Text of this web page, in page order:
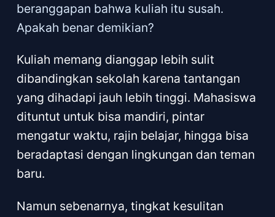
beranggapan bahwa kuliah itu susah.
Apakah benar demikian?
Kuliah memang dianggap lebih sulit
dibandingkan sekolah karena tantangan
yang dihadapi jauh lebih tinggi. Mahasiswa
dituntut untuk bisa mandiri, pintar
mengatur waktu, rajin belajar, hingga bisa
beradaptasi dengan lingkungan dan teman
baru.
Namun sebenarnya, tingkat kesulitan